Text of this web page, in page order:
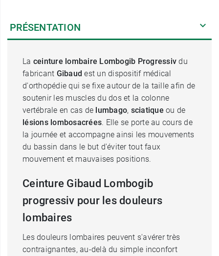
PRÉSENTATION
La ceinture lombaire Lombogib Progressiv du
fabricant Gibaud est un dispositif médical
d'orthopédie qui se fixe autour de la taille afin de
soutenir les muscles du dos et la colonne
vertébrale en cas de lumbago, sciatique ou de
lésions lombosacrées. Elle se porte au cours de
la journée et accompagne ainsi les mouvements
du bassin dans le but d'éviter tout faux
mouvement et mauvaises positions.
Ceinture Gibaud Lombogib
progressiv pour les douleurs
lombaires
Les douleurs lombaires peuvent s'avérer très
contraignantes, au-delà du simple inconfort